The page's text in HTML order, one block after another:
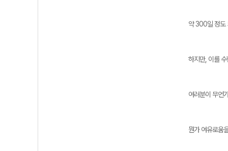
약 300일 정도
하지만, 이를
여러분이 무언
뭔가 여유로움